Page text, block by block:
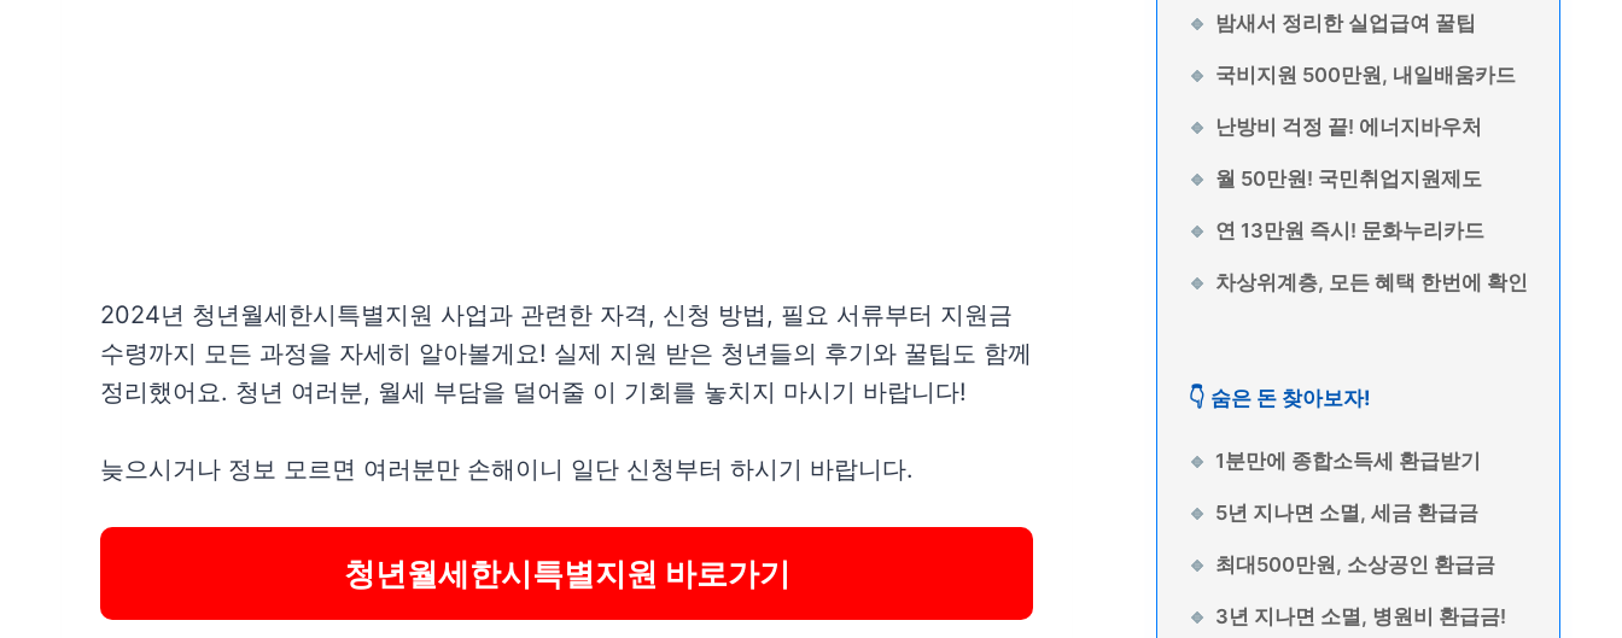
2024년 청년월세한시특별지원 사업과 관련한 자격, 신청 방법, 필요 서류부터 지원금
수령까지 모든 과정을 자세히 알아볼게요! 실제 지원 받은 청년들의 후기와 꿀팁도 함께
정리했어요. 청년 여러분, 월세 부담을 덜어줄 이 기회를 놓치지 마시기 바랍니다!
늦으시거나 정보 모르면 여러분만 손해이니 일단 신청부터 하시기 바랍니다.
청년월세한시특별지원 바로가기
밤새서 정리한 실업급여 꿀팁
국비지원 500만원, 내일배움카드
난방비 걱정 끝! 에너지바우처
월 50만원! 국민취업지원제도
연 13만원 즉시! 문화누리카드
차상위계층, 모든 혜택 한번에 확인
👇 숨은 돈 찾아보자!
1분만에 종합소득세 환급받기
5년 지나면 소멸, 세금 환급금
최대500만원, 소상공인 환급금
3년 지나면 소멸, 병원비 환급금!